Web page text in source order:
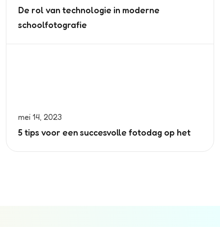
De rol van technologie in moderne
schoolfotografie
mei 14, 2023
5 tips voor een succesvolle fotodag op het